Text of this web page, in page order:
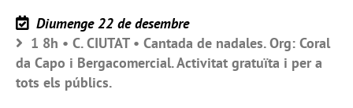
Diumenge 22 de desembre
1 8h • C. CIUTAT • Cantada de nadales. Org: Coral
da Capo i Bergacomercial. Activitat gratuïta i per a
tots els públics.